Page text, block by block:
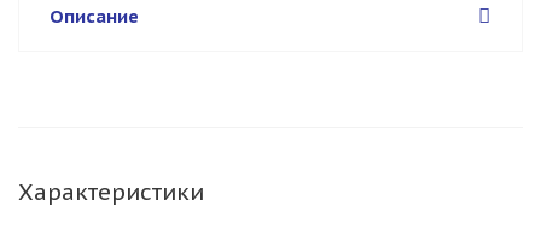
Описание
Характеристики